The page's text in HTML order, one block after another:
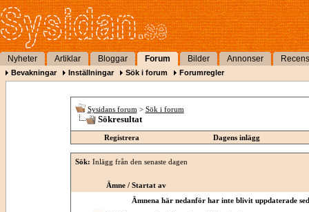
Nyheter Artiklar Bloggar Forum Bilder Annonser
Bevakningar Inställningar Sök i forum Forumregler
Sysidans forum > Sök i forum
Sökresultat
Registrera Dagens inlägg
Sök: Inlägg från den senaste dagen
Ämne / Startat av
Ämnena här nedanför har inte blivit uppdaterade